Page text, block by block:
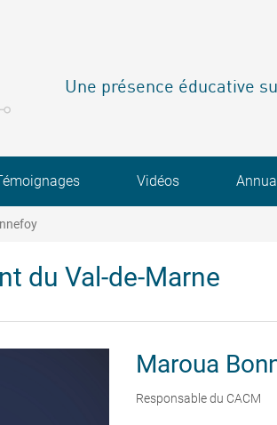
Une présence éducative
Vidéos
du Val-de-Marne
Maroua
Responsable du CACM